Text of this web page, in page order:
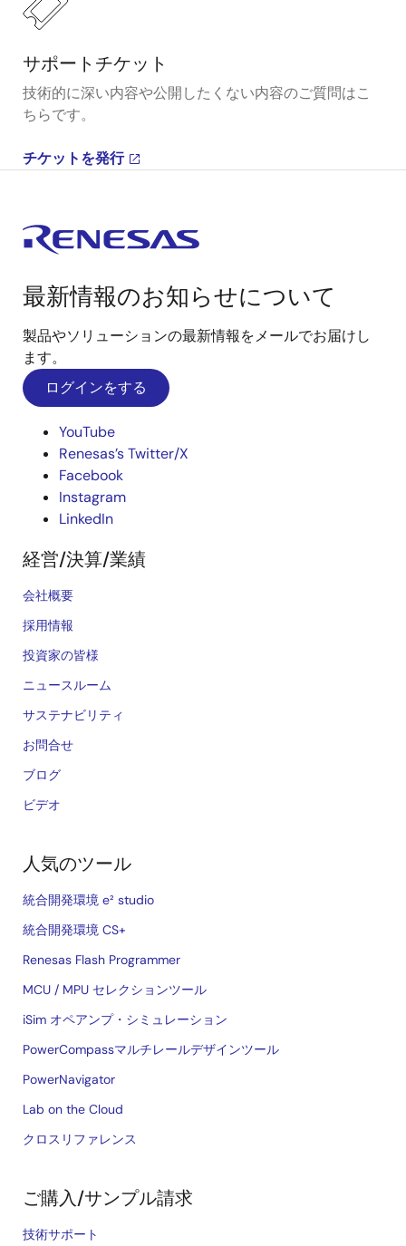
サポートチケット
技術的に深い内容や公開したくない内容のご質問はこ
ちらです。
チケットを発行
最新情報のお知らせについて
製品やソリューションの最新情報をメールでお届けし
ます。
ログインをする
YouTube
Renesas’s Twitter/X
Facebook
Instagram
LinkedIn
経営/決算/業績
会社概要
採用情報
投資家の皆様
ニュースルーム
サステナビリティ
お問合せ
ブログ
ビデオ
人気のツール
統合開発環境 e² studio
統合開発環境 CS+
Renesas Flash Programmer
MCU / MPU セレクションツール
iSim オペアンプ・シミュレーション
PowerCompassマルチレールデザインツール
PowerNavigator
Lab on the Cloud
クロスリファレンス
ご購入/サンプル請求
技術サポート